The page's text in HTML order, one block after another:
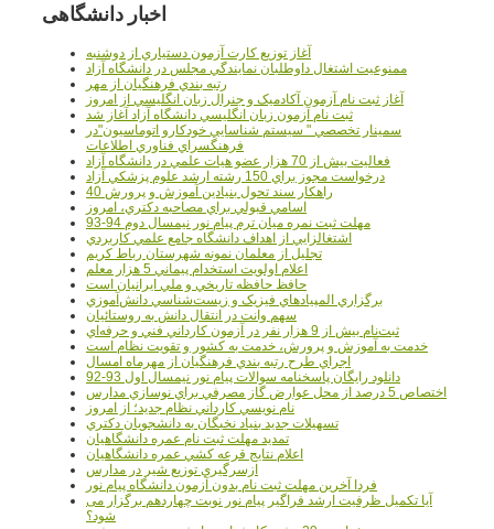
اخبار دانشگاهی
آغاز توزيع کارت آزمون دستياري از دوشنبه
ممنوعيت اشتغال داوطلبان نمايندگي مجلس در دانشگاه آزاد
رتبه بندي فرهنگيان از مهر
آغاز ثبت نام آزمون آکادميک و جنرال زبان انگليسي از امروز
ثبت نام آزمون زبان انگليسي دانشگاه آزاد آغاز شد
سمينار تخصصي " سيستم شناسايي خودکارو اتوماسيون"در
فرهنگسراي فناوري اطلاعات
فعاليت بيش از 70 هزار عضو هيات علمي در دانشگاه آزاد
درخواست مجوز براي 150 رشته ارشد علوم پزشکي آزاد
40 راهکار سند تحول بنيادين آموزش و پرورش
اسامي قبولي براي مصاحبه دکتري، امروز
مهلت ثبت نمره میان ترم پیام نور نیمسال دوم 94-93
اشتغالزايي از اهداف دانشگاه جامع علمي کاربردي
تجليل از معلمان نمونه شهرستان رباط کريم
اعلام اولويت استخدام پيماني 5 هزار معلم
حافظ حافظه تاريخي و ملي ايرانيان است
برگزاري المپيادهاي فيزيک و زيست‌شناسي دانش‌آموزي
سهم وانت در انتقال دانش به روستائيان
ثبت‌نام بيش از 9 هزار نفر در آزمون کارداني فني و حرفه‌اي
خدمت به آموزش و پرورش، خدمت به کشور و تقويت نظام است
اجراي طرح رتبه بندي فرهنگيان از مهرماه امسال
دانلود رایگان پاسخنامه سوالات پیام نور نیمسال اول 93-92
اختصاص 5 درصد از محل عوارض گاز مصرفي براي نوسازي مدارس
نام نويسي کارداني نظام جديد؛ از امروز
تسهيلات جديد بنياد نخبگان به دانشجويان دکتري
تمديد مهلت ثبت نام عمره دانشگاهيان
اعلام نتايج قرعه کشي عمره دانشگاهيان
ازسرگيري توزيع شير در مدارس
فردا آخرین مهلت ثبت نام بدون آزمون دانشگاه پیام نور
آیا تکمیل ظرفیت ارشد فراگیر پیام نور نوبت چهاردهم برگزار می
شود؟